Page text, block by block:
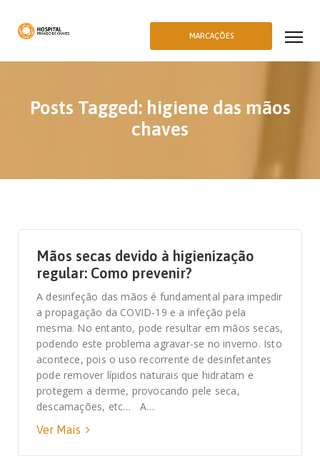
MARCAÇÕES
Posts Tagged: higiene das mãos
chaves
Mãos secas devido à higienização
regular: Como prevenir?
A desinfeção das mãos é fundamental para impedir
a propagação da COVID-19 e a infeção pela
mesma. No entanto, pode resultar em mãos secas,
podendo este problema agravar-se no inverno. Isto
acontece, pois o uso recorrente de desinfetantes
pode remover lípidos naturais que hidratam e
protegem a derme, provocando pele seca,
descamações, etc… A…
Ver Mais